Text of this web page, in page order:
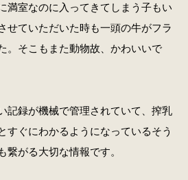
満室なのに入ってきてしまう子もい
せていただいた時も一頭の牛がフラ
。そこもまた動物故、かわいいで
記録が機械で管理されていて、搾乳
すぐにわかるようになっているそう
繋がる大切な情報です。